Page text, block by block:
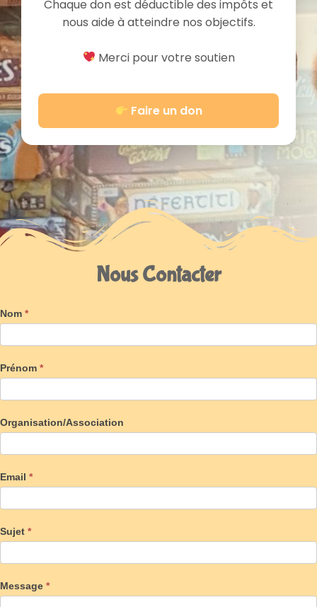
Chaque don est déductible des impôts et
nous aide à atteindre nos objectifs.
Merci pour votre soutien
Faire un don
Nous Contacter
Nom *
Prénom *
Organisation/Association
Email *
Sujet *
Message *